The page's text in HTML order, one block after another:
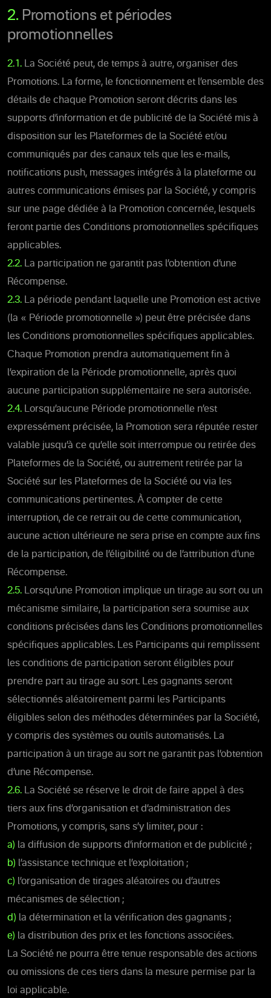
2. Promotions et périodes
promotionnelles
2.1. La Société peut, de temps à autre, organiser des
Promotions. La forme, le fonctionnement et l’ensemble des
détails de chaque Promotion seront décrits dans les
supports d’information et de publicité de la Société mis à
disposition sur les Plateformes de la Société et/ou
communiqués par des canaux tels que les e-mails,
notifications push, messages intégrés à la plateforme ou
autres communications émises par la Société, y compris
sur une page dédiée à la Promotion concernée, lesquels
feront partie des Conditions promotionnelles spécifiques
applicables.
2.2. La participation ne garantit pas l’obtention d’une
Récompense.
2.3. La période pendant laquelle une Promotion est active
(la « Période promotionnelle ») peut être précisée dans
les Conditions promotionnelles spécifiques applicables.
Chaque Promotion prendra automatiquement fin à
l’expiration de la Période promotionnelle, après quoi
aucune participation supplémentaire ne sera autorisée.
2.4. Lorsqu’aucune Période promotionnelle n’est
expressément précisée, la Promotion sera réputée rester
valable jusqu’à ce qu’elle soit interrompue ou retirée des
Plateformes de la Société, ou autrement retirée par la
Société sur les Plateformes de la Société ou via les
communications pertinentes. À compter de cette
interruption, de ce retrait ou de cette communication,
aucune action ultérieure ne sera prise en compte aux fins
de la participation, de l’éligibilité ou de l’attribution d’une
Récompense.
2.5. Lorsqu’une Promotion implique un tirage au sort ou un
mécanisme similaire, la participation sera soumise aux
conditions précisées dans les Conditions promotionnelles
spécifiques applicables. Les Participants qui remplissent
les conditions de participation seront éligibles pour
prendre part au tirage au sort. Les gagnants seront
sélectionnés aléatoirement parmi les Participants
éligibles selon des méthodes déterminées par la Société,
y compris des systèmes ou outils automatisés. La
participation à un tirage au sort ne garantit pas l’obtention
d’une Récompense.
2.6. La Société se réserve le droit de faire appel à des
tiers aux fins d’organisation et d’administration des
Promotions, y compris, sans s’y limiter, pour :
a) la diffusion de supports d’information et de publicité ;
b) l’assistance technique et l’exploitation ;
c) l’organisation de tirages aléatoires ou d’autres
mécanismes de sélection ;
d) la détermination et la vérification des gagnants ;
e) la distribution des prix et les fonctions associées.
La Société ne pourra être tenue responsable des actions
ou omissions de ces tiers dans la mesure permise par la
loi applicable.